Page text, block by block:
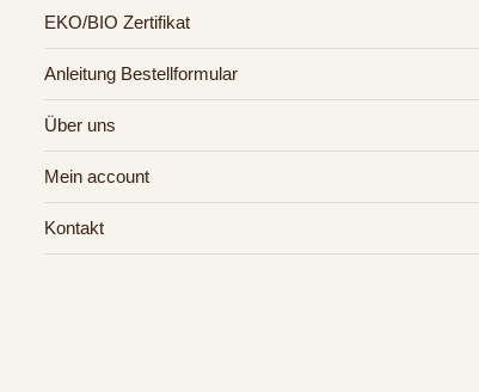
EKO/BIO Zertifikat
Anleitung Bestellformular
Über uns
Mein account
Kontakt